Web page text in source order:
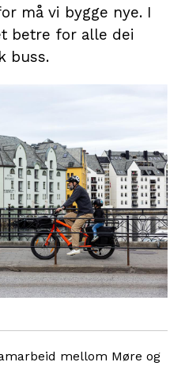
må vi bygge nye. I
betre for alle dei
buss.
mellom Møre og